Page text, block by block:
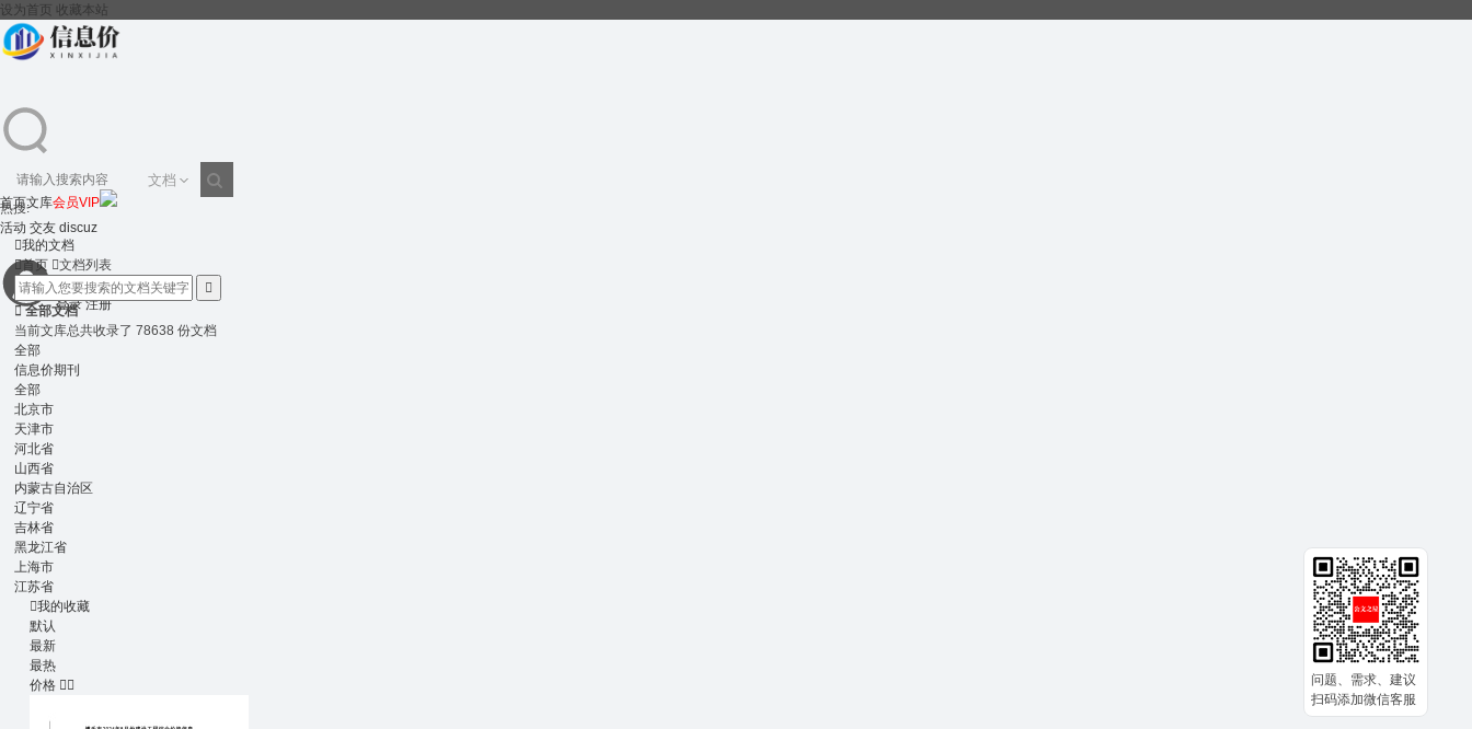
设为首页 收藏本站
文档
热搜:
活动 交友 discuz
登录 注册
首页文库会员VIP
我的文档
首页 文档列表

全部文档
当前文库总共收录了 78638 份文档
全部
信息价期刊
全部
北京市
天津市
河北省
山西省
内蒙古自治区
辽宁省
吉林省
黑龙江省
上海市
江苏省
我的收藏
默认
最新
最热
价格 
问题、需求、建议
扫码添加微信客服